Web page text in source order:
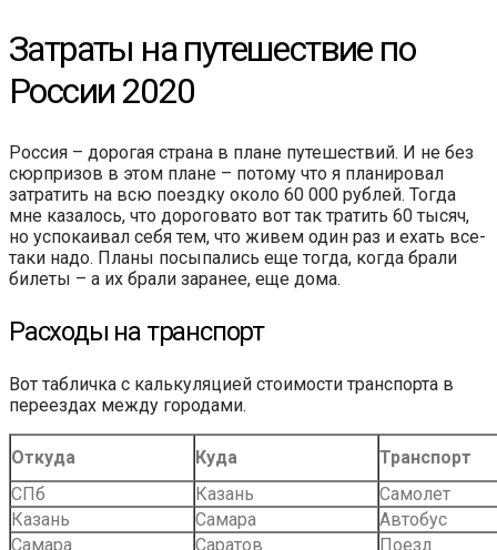
Затраты на путешествие по
России 2020
Россия – дорогая страна в плане путешествий. И не без
сюрпризов в этом плане – потому что я планировал
затратить на всю поездку около 60 000 рублей. Тогда
мне казалось, что дороговато вот так тратить 60 тысяч,
но успокаивал себя тем, что живем один раз и ехать все-
таки надо. Планы посыпались еще тогда, когда брали
билеты – а их брали заранее, еще дома.
Расходы на транспорт
Вот табличка с калькуляцией стоимости транспорта в
переездах между городами.
Откуда Куда
Транспорт
СПб
Казань
Самолет
Казань
Самара
Автобус
Самара
Саратов
Поезд